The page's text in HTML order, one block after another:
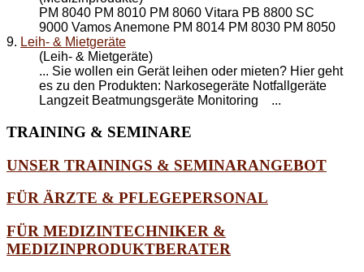
PM 8040 PM 8010 PM 8060 Vitara PB 8800 SC
9000 Vamos Anemone PM 8014 PM 8030 PM 8050
9. Leih- & Mietgeräte
(Leih- & Mietgeräte)
... Sie wollen ein Gerät leihen oder mieten? Hier geht
es zu den Produkten: Narkosegeräte Notfallgeräte
Langzeit Beatmungsgeräte Monitoring ...
TRAINING & SEMINARE
UNSER TRAININGS & SEMINARANGEBOT
FÜR ÄRZTE & PFLEGEPERSONAL
FÜR MEDIZINTECHNIKER &
MEDIZINPRODUKTBERATER